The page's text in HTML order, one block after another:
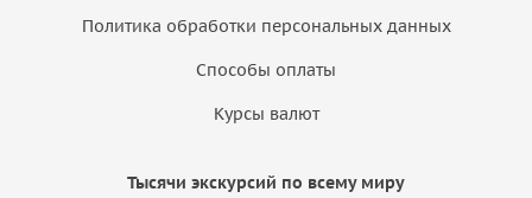
Политика обработки персональных данных
Способы оплаты
Курсы валют
Тысячи экскурсий по всему миру